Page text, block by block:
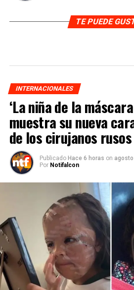
TE PUEDE
INTERNACIONALES
‘La niña de la
muestra su nueva
de los cirujanos rusos
Publicado Hace 6 horas on
Por Notifalcon